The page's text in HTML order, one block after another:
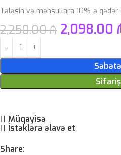
Tələsin və məhsullara 10%-ə qədər
2,250.00₼ 2,098.00
Müqayisə
İstəklərə əlavə et
Share: